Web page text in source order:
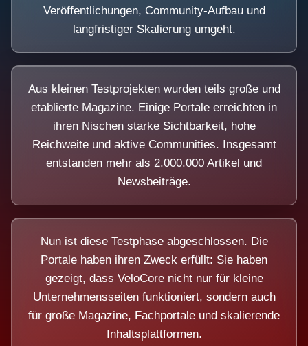
Veröffentlichungen, Community-Aufbau und
langfristiger Skalierung umgeht.
Aus kleinen Testprojekten wurden teils große und
etablierte Magazine. Einige Portale erreichten in
ihren Nischen starke Sichtbarkeit, hohe
Reichweite und aktive Communities. Insgesamt
entstanden mehr als 2.000.000 Artikel und
Newsbeiträge.
Nun ist diese Testphase abgeschlossen. Die
Portale haben ihren Zweck erfüllt: Sie haben
gezeigt, dass VeloCore nicht nur für kleine
Unternehmensseiten funktioniert, sondern auch
für große Magazine, Fachportale und skalierende
Inhaltsplattformen.